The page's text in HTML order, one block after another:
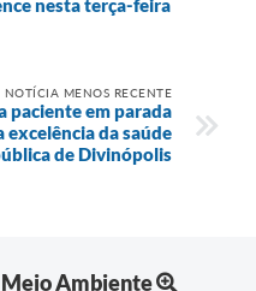
nesta terça-feira
NOTÍCIA MENOS RECENTE
paciente em parada
da saúde
de Divinópolis
Meio Ambiente